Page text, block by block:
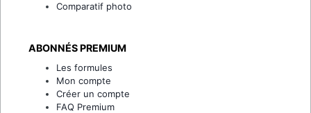
Comparatif photo
ABONNÉS PREMIUM
Les formules
Mon compte
Créer un compte
FAQ Premium